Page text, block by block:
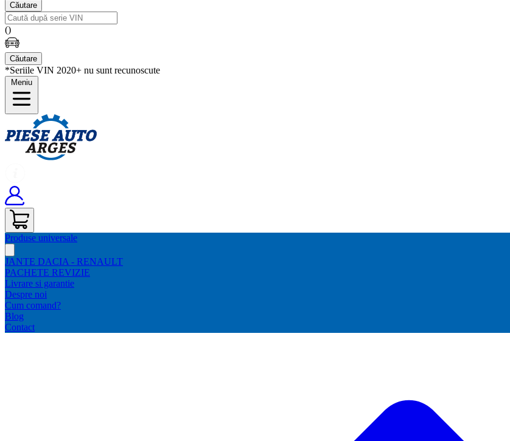
Căutare
()
Căutare
*Seriile VIN 2020+ nu sunt recunoscute
Meniu
Produse universale
JANTE DACIA - RENAULT
PACHETE REVIZIE
Livrare si garantie
Despre noi
Cum comand?
Blog
Contact